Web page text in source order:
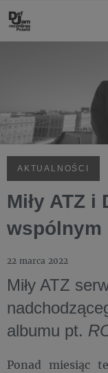
AKTUALNOŚCI
Miły ATZ
wspólnym
22 marca 2022
Miły ATZ
albumu pt.
Ponad miesiąc